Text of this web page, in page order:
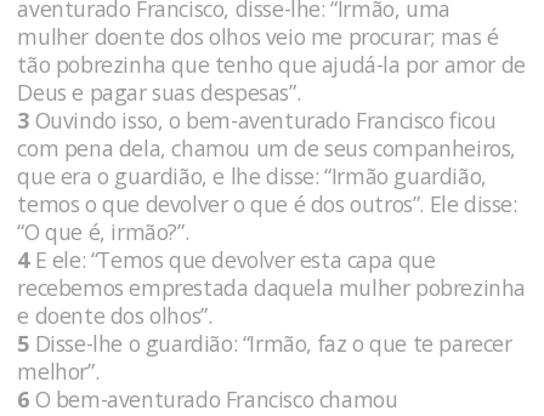
aventurado Francisco, disse-lhe: “Irmão, uma
mulher doente dos olhos veio me procurar; mas é
tão pobrezinha que tenho que ajudá-la por amor de
Deus e pagar suas despesas”.
3 Ouvindo isso, o bem-aventurado Francisco ficou
com pena dela, chamou um de seus companheiros,
que era o guardião, e lhe disse: “Irmão guardião,
temos o que devolver o que é dos outros”. Ele disse:
“O que é, irmão?”.
4E ele: “Temos que devolver esta capa que
recebemos emprestada daquela mulher pobrezinha
e doente dos olhos”.
5 Disse-lhe o guardião: “Irmão, faz o que te parecer
melhor”.
6 O bem-aventurado Francisco chamou